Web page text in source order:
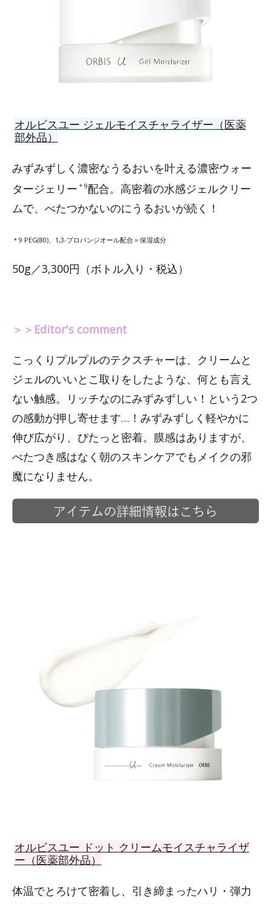
オルビスユー ジェルモイスチャライザー（医薬
部外品）
みずみずしく濃密なうるおいを叶える濃密ウォー
タージェリー ＊9配合。高密着の水感ジェルクリー
ムで、べたつかないのにうるおいが続く！
＊9 PEG(80)、1,3-プロパンジオール配合＝保湿成分
50g／3,300円（ボトル入り・税込）
＞＞Editor's comment
こっくりプルプルのテクスチャーは、クリームと
ジェルのいいとこ取りをしたような、何とも言え
ない触感。リッチなのにみずみずしい！という2つ
の感動が押し寄せます…！みずみずしく軽やかに
伸び広がり、ぴたっと密着。膜感はありますが、
べたつき感はなく朝のスキンケアでもメイクの邪
魔になりません。
オルビスユー ドット クリームモイスチャライザ
ー（医薬部外品）
体温でとろけて密着し、引き締まったハリ・弾力